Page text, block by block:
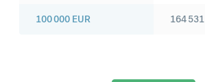
100 000 EUR 164 531